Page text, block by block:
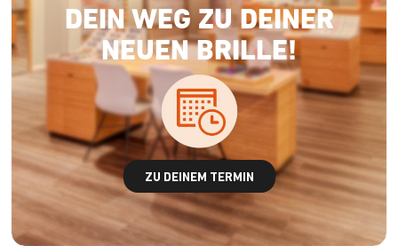
DEIN WEG ZU DEINER
NEUEN BRILLE!
ZU DEINEM TERMIN